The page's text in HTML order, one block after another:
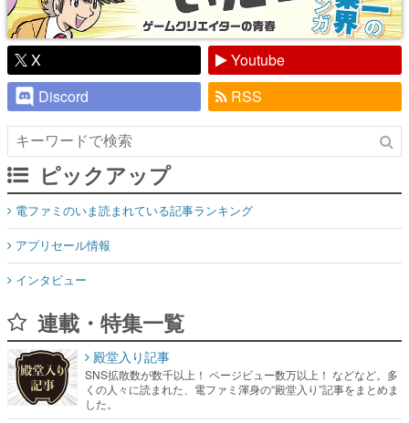
X
Youtube
Discord
RSS
ピックアップ
電ファミのいま読まれている記事ランキング
アプリセール情報
インタビュー
連載・特集一覧
殿堂入り記事
SNS拡散数が数千以上！ ページビュー数万以上！ などなど。多
くの人々に読まれた、電ファミ渾身の“殿堂入り”記事をまとめま
した。